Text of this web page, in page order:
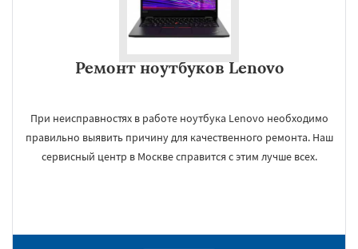
Ремонт ноутбуков Lenovo
При неисправностях в работе ноутбука Lenovo необходимо
правильно выявить причину для качественного ремонта. Наш
сервисный центр в Москве справится с этим лучше всех.